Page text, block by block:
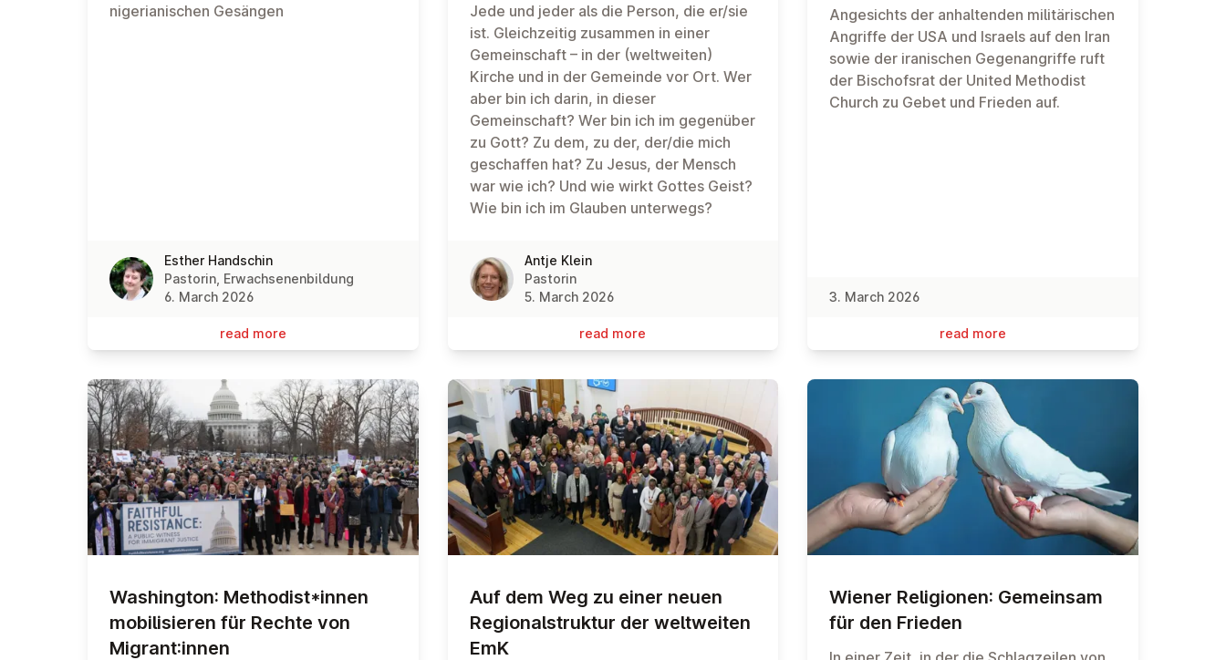
nigerianischen Gesängen
Esther Handschin
Pastorin, Erwachsenenbildung
6. March 2026
read more
Jede und jeder als die Person, die er/sie
ist. Gleichzeitig zusammen in einer
Gemeinschaft – in der (weltweiten)
Kirche und in der Gemeinde vor Ort. Wer
aber bin ich darin, in dieser
Gemeinschaft? Wer bin ich im gegenüber
zu Gott? Zu dem, zu der, der/die mich
geschaffen hat? Zu Jesus, der Mensch
war wie ich? Und wie wirkt Gottes Geist?
Wie bin ich im Glauben unterwegs?
Antje Klein
Pastorin
5. March 2026
read more
Angesichts der an­hal­ten­den mili­täri­schen
An­griffe der USA und Is­raels auf den Iran
so­wie der ira­nischen Gegen­an­griffe ruft
der Bischofs­rat der Uni­ted Metho­dist
Church zu Ge­bet und Frie­den auf.
3. March 2026
read more
Washing­ton: Metho­dis­t*innen
mo­bili­sieren für Rechte von
Migrant:innen
Auf dem Weg zu einer neuen
Re­gion­al­struk­tur der welt­weiten
EmK
Wiener Re­li­gion­en: Gemeinsam
für den Frieden